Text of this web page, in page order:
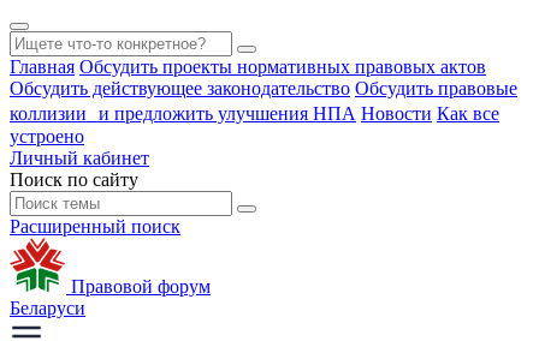
Главная Обсудить проекты нормативных правовых актов
Обсудить действующее законодательство Обсудить правовые
коллизии и предложить улучшения НПА Новости Как все
устроено
Личный кабинет
Поиск по сайту
Расширенный поиск
Правовой форум
Беларуси